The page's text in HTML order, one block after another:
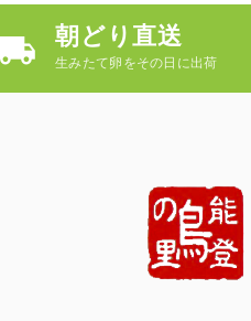
朝どり直送
生みたて卵をその日に出荷